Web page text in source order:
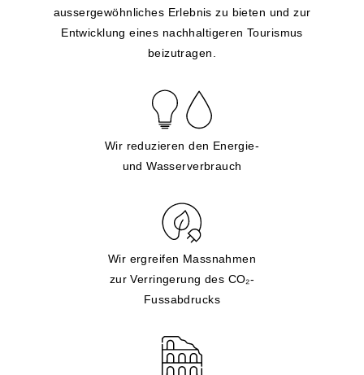
aussergewöhnliches Erlebnis zu bieten und zur
Entwicklung eines nachhaltigeren Tourismus
beizutragen.
Wir reduzieren den Energie-
und Wasserverbrauch
Wir ergreifen Massnahmen
zur Verringerung des CO₂-
Fussabdrucks